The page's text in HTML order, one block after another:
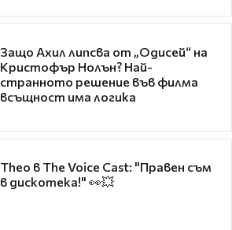
Защо Ахил липсва от „Одисей“ на
Кристофър Нолън? Най-
странното решение във филма
всъщност има логика
Theo в The Voice Cast: "Правен съм
в дискотека!" 👀💥